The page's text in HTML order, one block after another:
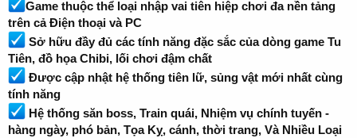
Game thuộc thể loại nhập vai tiên hiệp chơi đa nền tảng
trên cả Điện thoại và PC
Sở hữu đầy đủ các tính năng đặc sắc của dòng game Tu
Tiên, đồ họa Chibi, lối chơi đậm chất
Được cập nhật hệ thống tiên lữ, sủng vật mới nhất cùng
tính năng
Hệ thống săn boss, Train quái, Nhiệm vụ chính tuyến -
hàng ngày, phó bản, Tọa Kỵ, cánh, thời trang, Và Nhiều Loại